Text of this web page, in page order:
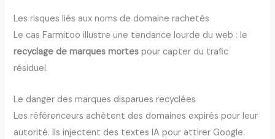
Les risques liés aux noms de domaine rachetés
Le cas Farmitoo illustre une tendance lourde du web : le
recyclage de marques mortes pour capter du trafic
résiduel.
Le danger des marques disparues recyclées
Les référenceurs achètent des domaines expirés pour leur
autorité. Ils injectent des textes IA pour attirer Google.